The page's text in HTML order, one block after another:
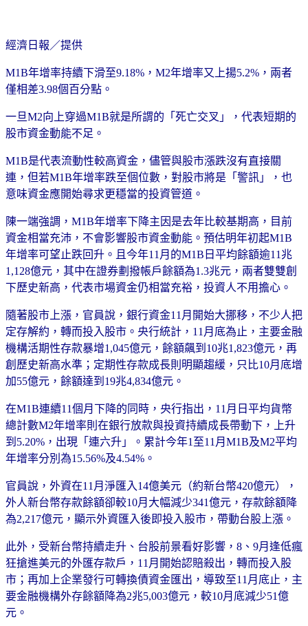
經濟日報／提供
M1B年增率持續下滑至9.18%，M2年增率又上揚5.2%，兩者
僅相差3.98個百分點。
一旦M2向上穿過M1B就是所謂的「死亡交叉」，代表短期的
股市資金動能不足。
M1B是代表流動性較高資金，儘管與股市漲跌沒有直接關
連，但若M1B年增率跌至個位數，對股市將是「警訊」，也
意味資金應開始尋求更穩當的投資管道。
陳一端強調，M1B年增率下降主因是去年比較基期高，目前
資金相當充沛，不會影響股市資金動能。預估明年初起M1B
年增率可望止跌回升。且今年11月的M1B日平均餘額逾11兆
1,128億元，其中在證券劃撥帳戶餘額為1.3兆元，兩者雙雙創
下歷史新高，代表市場資金仍相當充裕，投資人不用擔心。
隨著股市上漲，官員說，銀行資金11月開始大挪移，不少人把
定存解約，轉而投入股市。央行統計，11月底為止，主要金融
機構活期性存款暴增1,045億元，餘額飆到10兆1,823億元，再
創歷史新高水準；定期性存款成長則明顯趨緩，只比10月底增
加55億元，餘額達到19兆4,834億元。
在M1B連續11個月下降的同時，央行指出，11月日平均貨幣
總計數M2年增率則在銀行放款與投資持續成長帶動下，上升
到5.20%，出現「連六升」。累計今年1至11月M1B及M2平均
年增率分別為15.56%及4.54%。
官員說，外資在11月淨匯入14億美元（約新台幣420億元），
外人新台幣存款餘額卻較10月大幅減少341億元，存款餘額降
為2,217億元，顯示外資匯入後即投入股市，帶動台股上漲。
此外，受新台幣持續走升、台股前景看好影響，8、9月逢低瘋
狂搶進美元的外匯存款戶，11月開始認賠殺出，轉而投入股
市；再加上企業發行可轉換債資金匯出，導致至11月底止，主
要金融機構外存餘額降為2兆5,003億元，較10月底減少51億
元。